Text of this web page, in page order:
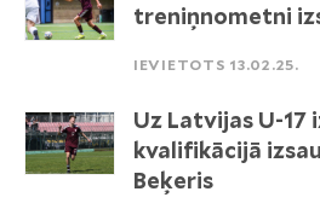
treniņnometni
IEVIETOTS 13.02.25.
Uz Latvijas U-17
kvalifikācijā
Beķeris